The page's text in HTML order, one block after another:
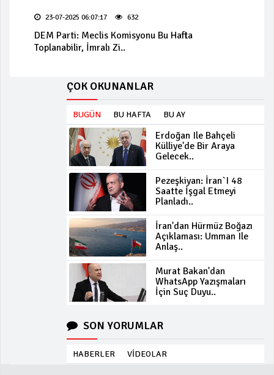
23-07-2025 06:07:17 632
DEM Parti: Meclis Komisyonu Bu Hafta
Toplanabilir, İmralı Zi..
ÇOK OKUNANLAR
BUGÜN BU HAFTA BU AY
Erdoğan Ile Bahçeli
Külliye'de Bir Araya
Gelecek..
Pezeşkiyan: İran`ı 48
Saatte İşgal Etmeyi
Planladı..
İran'dan Hürmüz Boğazı
Açıklaması: Umman Ile
Anlaş..
Murat Bakan'dan
WhatsApp Yazışmaları
İçin Suç Duyu..
SON YORUMLAR
HABERLER VİDEOLAR